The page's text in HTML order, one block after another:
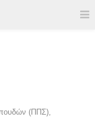
(ΠΠΣ)